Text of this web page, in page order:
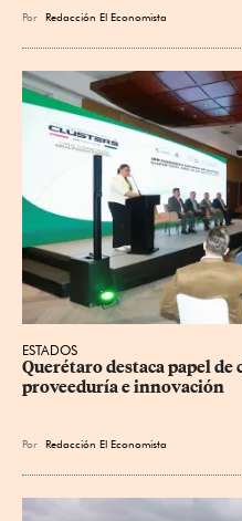
Por Redacción El Economista
ESTADOS
Querétaro destaca papel de
proveeduría e innovación
Por Redacción El Economista